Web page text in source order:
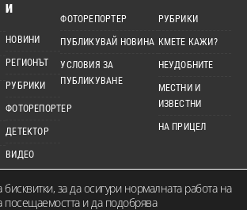
И
НОВИНИ
РЕГИОНЪТ
РУБРИКИ
ФОТОРЕПОРТЕР
ДЕТЕКТОР
ВИДЕО
ФОТОРЕПОРТЕР
ПУБЛИКУВАЙ НОВИНА
УСЛОВИЯ ЗА
ПУБЛИКУВАНЕ
РУБРИКИ
КМЕТЕ КАЖИ?
НЕУДОБНИТЕ
МЕСТНИ И
ИЗВЕСТНИ
НА ПРИЦЕЛ
за да осигури нормалната работа на
посещаемостта и да подобрява